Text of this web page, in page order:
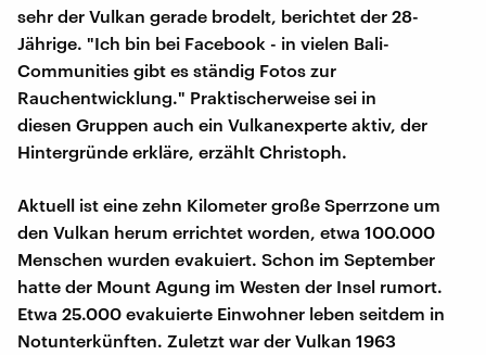
sehr der Vulkan gerade brodelt, berichtet der 28-
Jährige. "Ich bin bei Facebook - in vielen Bali-
Communities gibt es ständig Fotos zur
Rauchentwicklung." Praktischerweise sei in
diesen Gruppen auch ein Vulkanexperte aktiv, der
Hintergründe erkläre, erzählt Christoph.
Aktuell ist eine zehn Kilometer große Sperrzone um
den Vulkan herum errichtet worden, etwa 100.000
Menschen wurden evakuiert. Schon im September
hatte der Mount Agung im Westen der Insel rumort.
Etwa 25.000 evakuierte Einwohner leben seitdem in
Notunterkünften. Zuletzt war der Vulkan 1963